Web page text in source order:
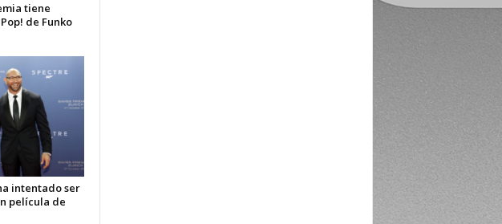
tiene
de Funko
intentado ser
película de